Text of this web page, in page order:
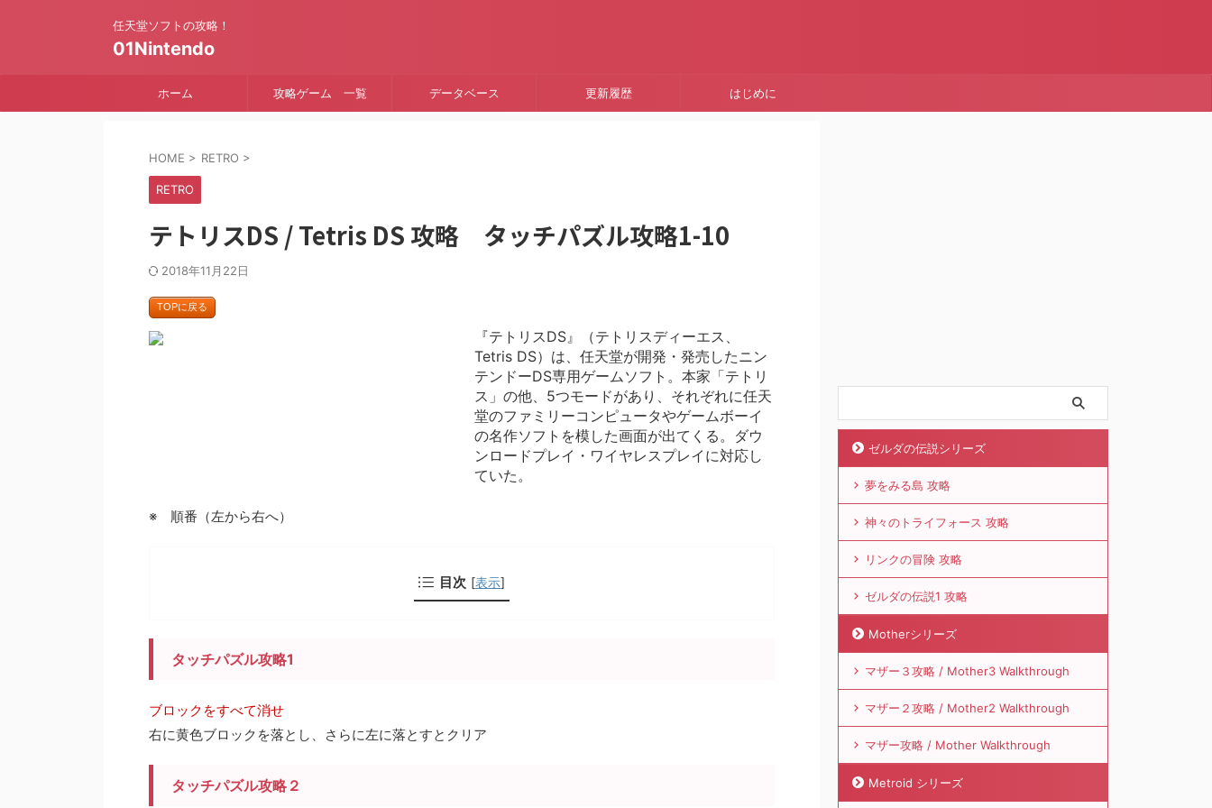
任天堂ソフトの攻略！
01Nintendo
ホーム 攻略ゲーム 一覧 データベース 更新履歴 はじめに
HOME > RETRO >
RETRO
テトリスDS / Tetris DS 攻略 タッチパズル攻略1-10
2018年11月22日
TOPに戻る
『テトリスDS』（テトリスディーエス、
Tetris DS）は、任天堂が開発・発売したニン
テンドーDS専用ゲームソフト。本家「テトリ
ス」の他、5つモードがあり、それぞれに任天
堂のファミリーコンピュータやゲームボーイ
の名作ソフトを模した画面が出てくる。ダウ
ンロードプレイ・ワイヤレスプレイに対応し
ていた。
※ 順番（左から右へ）
目次 [表示]
タッチパズル攻略1
ブロックをすべて消せ
右に黄色ブロックを落とし、さらに左に落とすとクリア
タッチパズル攻略２
ゼルダの伝説シリーズ
夢をみる島 攻略
神々のトライフォース 攻略
リンクの冒険 攻略
ゼルダの伝説1 攻略
Motherシリーズ
マザー３攻略 / Mother3 Walkthrough
マザー２攻略 / Mother2 Walkthrough
マザー攻略 / Mother Walkthrough
Metroid シリーズ